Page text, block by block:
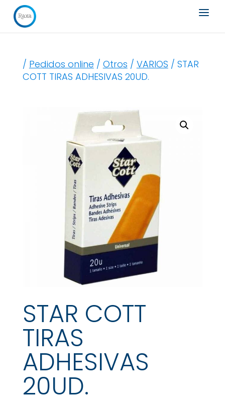
Búsqueda
de
productos
/ Pedidos online / Otros / VARIOS / STAR
COTT TIRAS ADHESIVAS 20UD.
STAR COTT
TIRAS
ADHESIVAS
20UD.